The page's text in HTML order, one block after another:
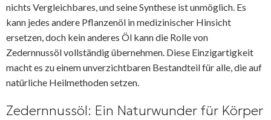
nichts Vergleichbares, und seine Synthese ist unmöglich. Es
kann jedes andere Pflanzenöl in medizinischer Hinsicht
ersetzen, doch kein anderes Öl kann die Rolle von
Zedernnussöl vollständig übernehmen. Diese Einzigartigkeit
macht es zu einem unverzichtbaren Bestandteil für alle, die auf
natürliche Heilmethoden setzen.
Zedernnussöl: Ein Naturwunder für Körper